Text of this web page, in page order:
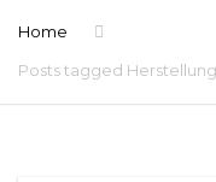
Home
Posts tagged